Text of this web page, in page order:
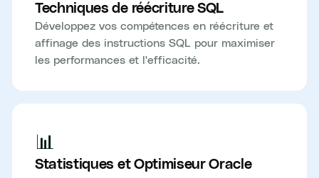
Techniques de réécriture SQL
Développez vos compétences en réécriture et
affinage des instructions SQL pour maximiser
les performances et l'efficacité.
📊
Statistiques et Optimiseur Oracle